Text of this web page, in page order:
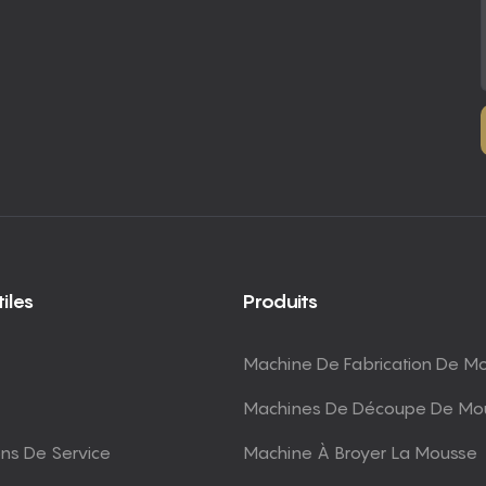
De Service
Produits
Machine De Fabrication De
Machines De Découpe De
Machine À Broyer La Mousse